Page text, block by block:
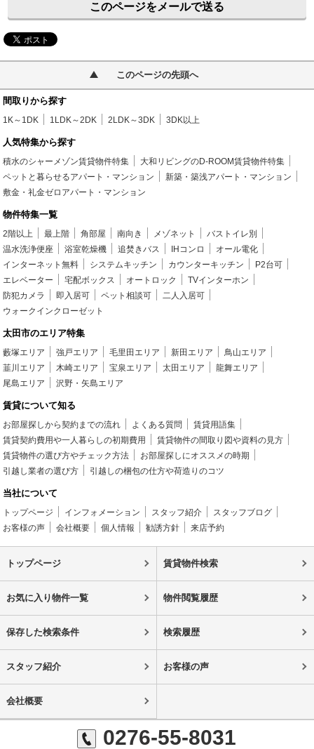
このページをメールで送る
このページの先頭へ
間取りから探す
1K～1DK 1LDK～2DK 2LDK～3DK 3DK以上
人気特集から探す
積水のシャーメゾン賃貸物件特集
大和リビングのD-ROOM賃貸物件特集
ペットと暮らせるアパート・マンション
新築・築浅アパート・マンション
敷金・礼金ゼロアパート・マンション
物件特集一覧
2階以上 最上階 角部屋 南向き メゾネット
バストイレ別
温水洗浄便座
浴室乾燥機 追焚きバス IHコンロ
オール電化
インターネット無料
システムキッチン カウンターキッチン
P2台可
エレベーター
宅配ボックス オートロック
TVインターホン
防犯カメラ
即入居可 ペット相談可
二人入居可
ウォークインクローゼット
太田市のエリア特集
藪塚エリア 強戸エリア 毛里田エリア 新田エリア
鳥山エリア
韮川エリア
木崎エリア 宝泉エリア 太田エリア
龍舞エリア
尾島エリア
沢野・矢島エリア
賃貸について知る
お部屋探しから契約までの流れ よくある質問
賃貸用語集
賃貸契約費用や一人暮らしの初期費用
賃貸物件の間取り図や資料の見方
賃貸物件の選び方やチェック方法
お部屋探しにオススメの時期
引越し業者の選び方
引越しの梱包の仕方や荷造りのコツ
当社について
トップページ インフォメーション スタッフ紹介
スタッフブログ
お客様の声
会社概要 個人情報 勧誘方針 来店予約
トップページ 賃貸物件検索
お気に入り物件一覧 物件閲覧履歴
保存した検索条件 検索履歴
スタッフ紹介 お客様の声
会社概要
0276-55-8031